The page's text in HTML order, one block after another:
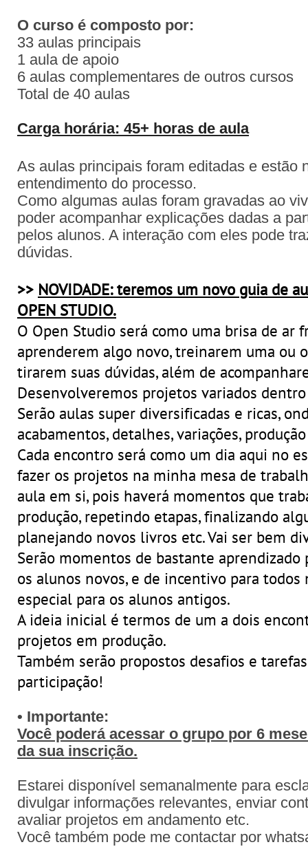
O curso é composto por:
33 aulas principais
1 aula de apoio
6 aulas complementares de outros cursos
Total de 40 aulas
Carga horária: 45+ horas de aula
As aulas principais foram editadas e estão
entendimento do processo.
Como algumas aulas foram gravadas ao
poder acompanhar explicações dadas a
pelos alunos. A interação com eles pode
dúvidas.
>> NOVIDADE: teremos um novo guia de
OPEN STUDIO.
O Open Studio será como uma brisa de ar
aprenderem algo novo, treinarem uma ou
tirarem suas dúvidas, além de
Desenvolveremos projetos variados
Serão aulas super diversificadas e ricas,
acabamentos, detalhes, variações,
Cada encontro será como um dia aqui no
fazer os projetos na minha mesa de
aula em si, pois haverá momentos que
produção, repetindo etapas, finalizando
planejando novos livros etc. Vai ser bem
Serão momentos de bastante aprendizado
os alunos novos, e de incentivo para todos
especial para os alunos antigos.
A ideia inicial é termos de um a dois
projetos em produção.
Também serão propostos desafios e
participação!
• Importante:
Você poderá acessar o grupo por 6
da sua inscrição.
Estarei disponível semanalmente para
divulgar informações relevantes, enviar
avaliar projetos em andamento etc.
Você também pode me contactar por